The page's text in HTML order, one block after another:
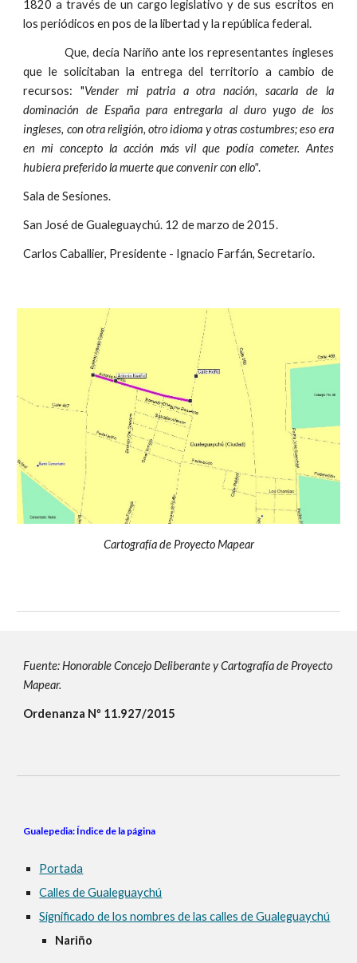
1820 a través de un cargo legislativo y de sus escritos en
los periódicos en pos de la libertad y la república federal.
Que, decía Nariño ante los representantes ingleses
que le solicitaban la entrega del territorio a cambio de
recursos: "Vender mi patria a otra nación, sacarla de la
dominación de España para entregarla al duro yugo de los
ingleses, con otra religión, otro idioma y otras costumbres; eso era
en mi concepto la acción más vil que podía cometer. Antes
hubiera preferido la muerte que convenir con ello".
Sala de Sesiones.
San José de Gualeguaychú. 12 de marzo de 2015.
Carlos Caballier, Presidente - Ignacio Farfán, Secretario.
Cartografía de Proyecto Mapear
Fuente: Honorable Concejo Deliberante y Cartografía de Proyecto
Mapear.
Ordenanza Nº 11.927/2015
Gualepedia: Índice de la página
Portada
Calles de Gualeguaychú
Significado de los nombres de las calles de Gualeguaychú
Nariño